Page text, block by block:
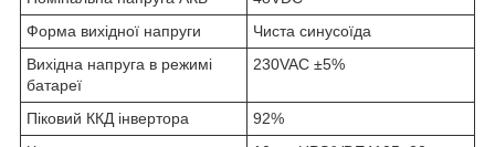
Форма вихідної напруги
Чиста синусоїда
Вихідна напруга в режимі
батареї
230VAC ±5%
Піковий ККД інвертора
92%